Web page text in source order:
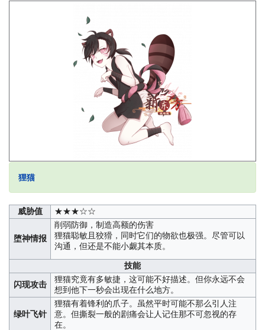
狸猫
威胁值 ★★★☆☆
堕神情报
削弱防御，制造高额的伤害
狸猫聪敏且狡猾，同时它们的物欲也极强。尽管可以
沟通，但还是不能小觑其本质。
技能
闪现攻击
狸猫究竟有多敏捷，这可能不好描述。但你永远不会
想到他下一秒会出现在什么地方。
绿叶飞针
狸猫有着锋利的爪子。虽然平时可能不那么引人注
意。但撕裂一般的剧痛会让人记住那不可忽视的存
在。